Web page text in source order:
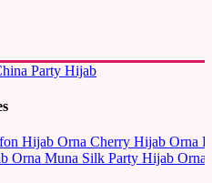
Party Hijab
Hijab Orna Cherry Hijab Orna
Orna Muna Silk Party Hijab Orna